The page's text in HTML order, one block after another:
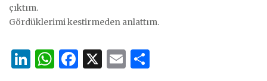
çıktım.
Gördüklerimi kestirmeden anlattım.
LinkedIn
WhatsApp
Facebook
X Email